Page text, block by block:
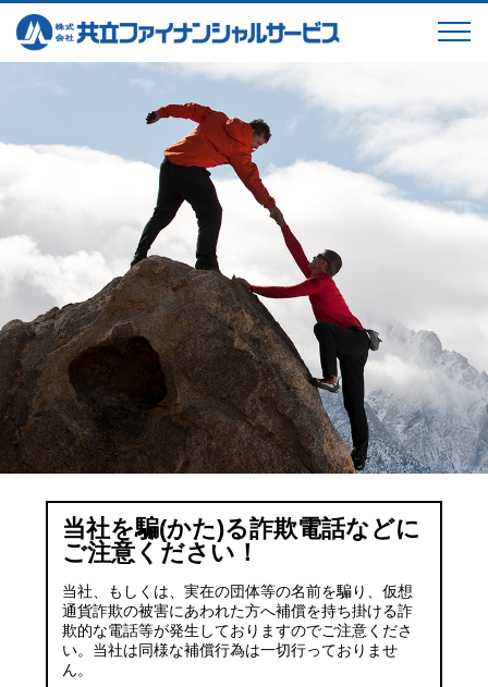
当社を騙(かた)る詐欺電話などに
ご注意ください！
当社、もしくは、実在の団体等の名前を騙り、仮想
通貨詐欺の被害にあわれた方へ補償を持ち掛ける詐
欺的な電話等が発生しておりますのでご注意くださ
い。当社は同様な補償行為は一切行っておりませ
ん。